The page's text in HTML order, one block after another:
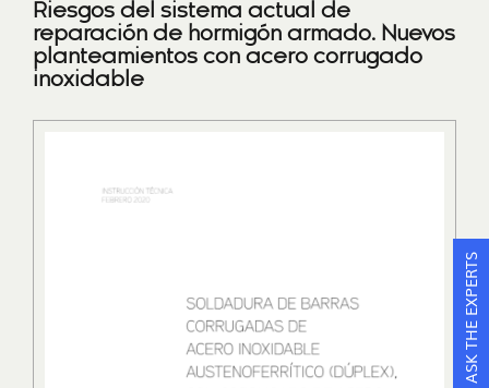
Riesgos del sistema actual de
reparación de hormigón armado. Nuevos
planteamientos con acero corrugado
inoxidable
ASK THE EXPERTS